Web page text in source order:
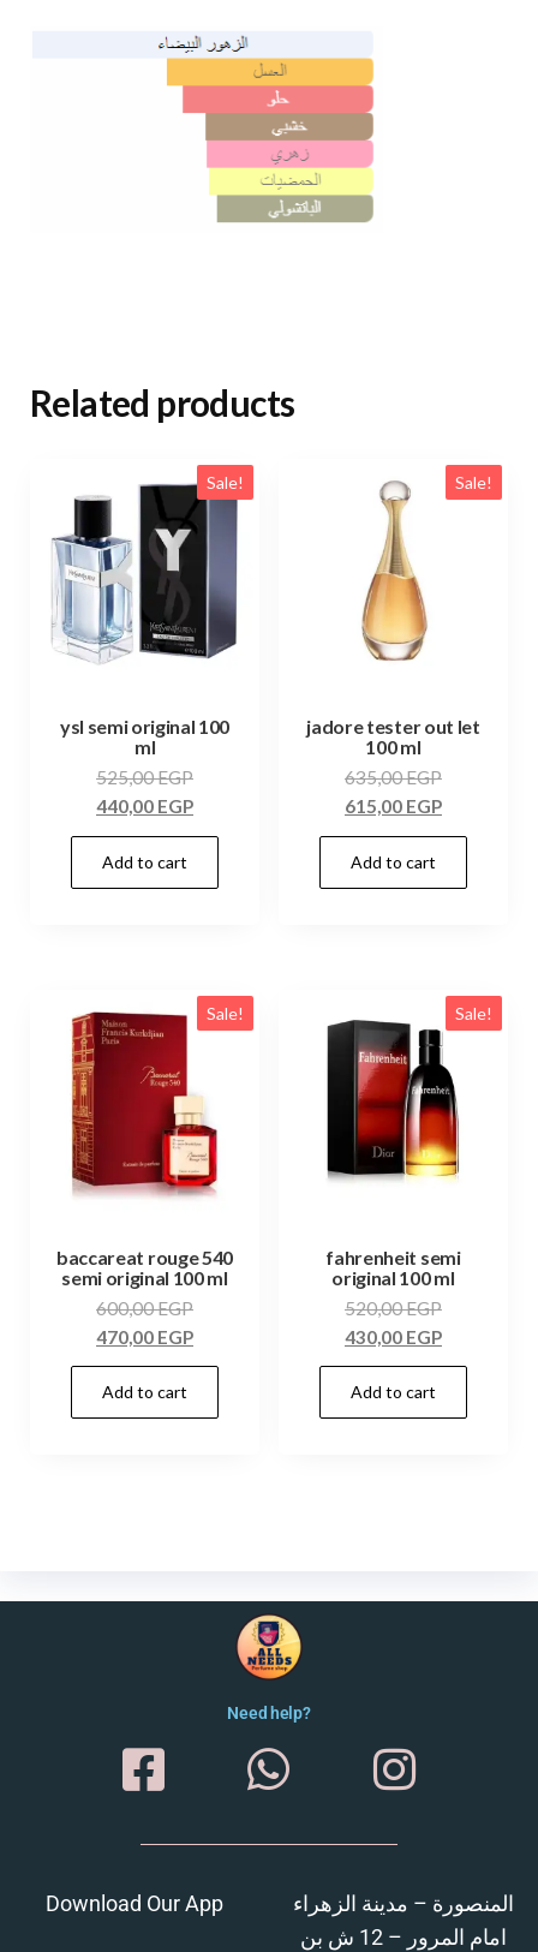
Related products
Sale!
ysl semi original 100
ml
525,00EGP
440,00 EGP
Add to cart
Sale!
jadore tester out let
100 ml
635,00EGP
615,00 EGP
Add to cart
Sale!
baccareat rouge 540
semi original 100 ml
600,00EGP
470,00 EGP
Add to cart
Sale!
fahrenheit semi
original 100 ml
520,00EGP
430,00 EGP
Add to cart
Need help?
Download Our App
المنصورة – مدينة الزهراء
امام المرور – 12 ش بن